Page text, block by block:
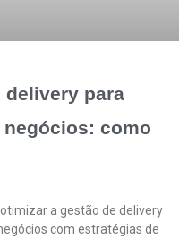
delivery para
negócios: como
a gestão de delivery
com estratégias de